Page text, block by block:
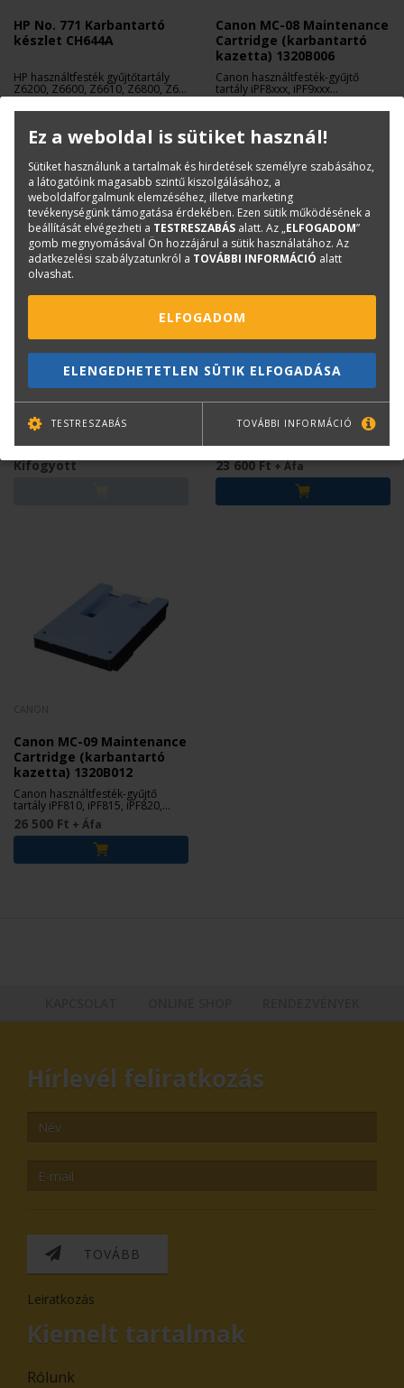
HP No. 771 Karbantartó
készlet CH644A
HP használtfesték gyűjtőtartály
Z6200, Z6600, Z6610, Z6800, Z6810
nyomtatókhoz.
34 500 Ft
Canon MC-08 Maintenance
Cartridge (karbantartó
kazetta) 1320B006
Canon használtfesték-gyűjtő
tartály iPF8xxx, iPF9xxx
sorozathoz.
Kifogyott
CANON
Canon MC-07 Maintenance
Cartridge (karbantartó
kazetta) 1320B008
Canon használtfesték-gyűjtő
tartály iPF700, iPF710, iPF720
nyomtatókhoz.
Kifogyott
CANON
Canon MC-16 Maintenance
Cartridge (karbantartó
kazetta) 1320B010
tartály iPF6xxx sorozathoz.
23 600 Ft + Áfa
Canon MC-09 Maintenance
Cartridge (karbantartó
kazetta) 1320B012
Canon használtfesték-gyűjtő
tartály iPF810, iPF815, iPF820,
iPF825 nyomtatókhoz.
26 500 Ft + Áfa
Hírlevél feliratkozás
TOVÁBB
Leiratkozás
Kiemelt tartalmak
Rólunk
Ez a weboldal is sütiket használ!
Sütiket használunk a tartalmak és hirdetések személyre szabásához,
a látogatóink magasabb szintű kiszolgálásához, a
weboldalforgalmunk elemzéséhez, illetve marketing
tevékenységünk támogatása érdekében. Ezen sütik működésének a
beállítását elvégezheti a TESTRESZABÁS alatt. Az „ELFOGADOM”
gomb megnyomásával Ön hozzájárul a sütik használatához. Az
adatkezelési szabályzatunkról a TOVÁBBI INFORMÁCIÓ alatt
olvashat.
ELFOGADOM
ELENGEDHETETLEN SÜTIK ELFOGADÁSA
TESTRESZABÁS TOVÁBBI INFORMÁCIÓ